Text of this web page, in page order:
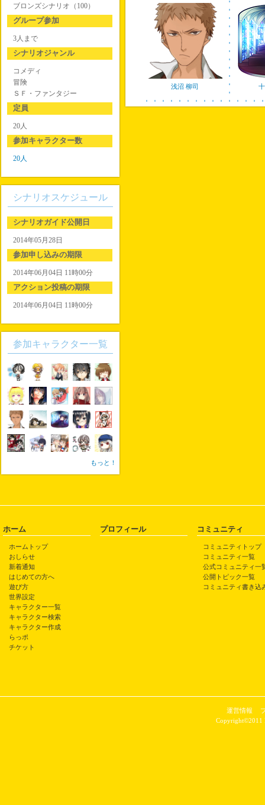
浅沼 柳司
ブロンズシナリオ（100）
グループ参加
3人まで
シナリオジャンル
コメディ
冒険
ＳＦ・ファンタジー
定員
20人
参加キャラクター数
20人
シナリオスケジュール
シナリオガイド公開日
2014年05月28日
参加申し込みの期限
2014年06月04日 11時00分
アクション投稿の期限
2014年06月04日 11時00分
参加キャラクター一覧
もっと！
ホーム
ホームトップ
おしらせ
新着通知
はじめての方へ
遊び方
世界設定
キャラクター一覧
キャラクター検索
キャラクター作成
らっポ
チケット
プロフィール コミュニティ
コミュニティトップ
コミュニティ一覧
公式コミュニティ一
公開トピック一覧
コミュニティ書き込
運営情報
Copyright©2011